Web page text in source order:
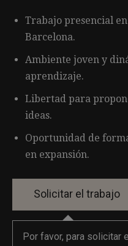
Trabajo presencial
Barcelona.
Ambiente joven y
aprendizaje.
Libertad para
ideas.
Oportunidad de
en expansión.
Por favor, para solicitar